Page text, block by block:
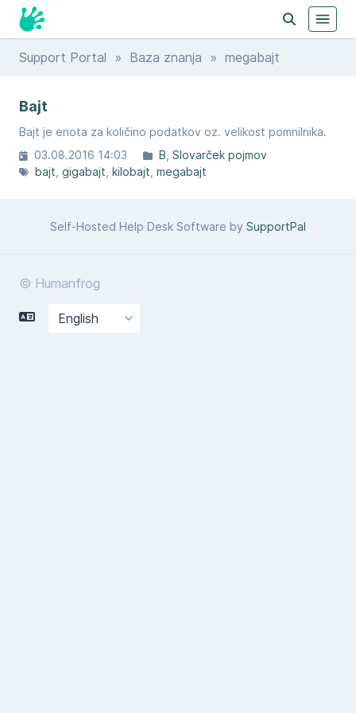
Support Portal » Baza znanja » megabajt
Bajt
Bajt je enota za količino podatkov oz. velikost pomnilnika.
03.08.2016 14:03
B Slovarček pojmov
bajt gigabajt kilobajt megabajt
Self-Hosted Help Desk Software by SupportPal
© Humanfrog